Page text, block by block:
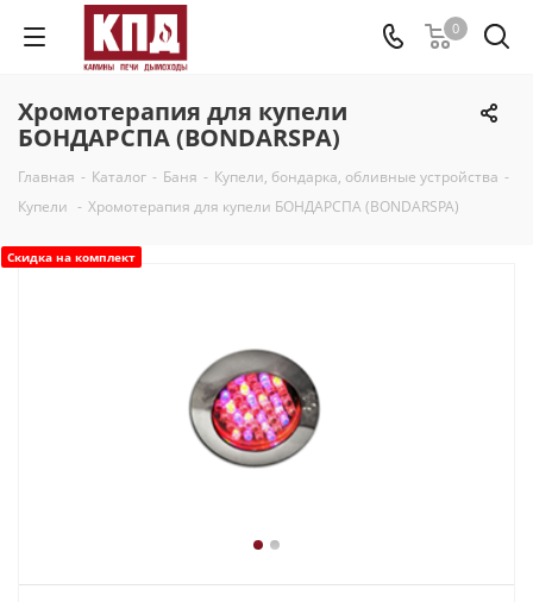
0
Хромотерапия для купели
БОНДАРСПА (BONDARSPA)
Главная - Каталог - Баня - Купели, бондарка, обливные устройства -
Купели - Хромотерапия для купели БОНДАРСПА (BONDARSPA)
Скидка на комплект